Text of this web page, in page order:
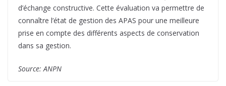
d’échange constructive. Cette évaluation va permettre de
connaître l’état de gestion des APAS pour une meilleure
prise en compte des différents aspects de conservation
dans sa gestion.
Source: ANPN